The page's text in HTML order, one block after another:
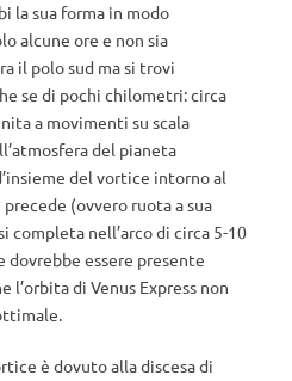
la sua forma in modo
alcune ore e non sia
il polo sud ma si trovi
se di pochi chilometri: circa
a movimenti su scala
del pianeta
del vortice intorno al
(ovvero ruota a sua
completa nell’arco di circa 5-10
essere presente
l’orbita di Venus Express non
è dovuto alla discesa di